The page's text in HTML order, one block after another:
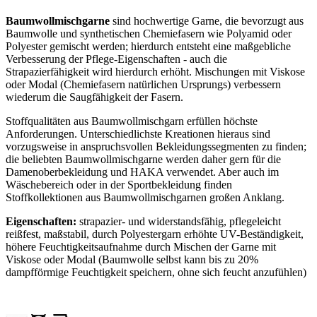
Baumwollmischgarne sind hochwertige Garne, die bevorzugt aus
Baumwolle und synthetischen Chemiefasern wie Polyamid oder
Polyester gemischt werden; hierdurch entsteht eine maßgebliche
Verbesserung der Pflege-Eigenschaften - auch die
Strapazierfähigkeit wird hierdurch erhöht. Mischungen mit Viskose
oder Modal (Chemiefasern natürlichen Ursprungs) verbessern
wiederum die Saugfähigkeit der Fasern.
Stoffqualitäten aus Baumwollmischgarn erfüllen höchste
Anforderungen. Unterschiedlichste Kreationen hieraus sind
vorzugsweise in anspruchsvollen Bekleidungssegmenten zu finden;
die beliebten Baumwollmischgarne werden daher gern für die
Damenoberbekleidung und HAKA verwendet. Aber auch im
Wäschebereich oder in der Sportbekleidung finden
Stoffkollektionen aus Baumwollmischgarnen großen Anklang.
Eigenschaften: strapazier- und widerstandsfähig, pflegeleicht
reißfest, maßstabil, durch Polyestergarn erhöhte UV-Beständigkeit,
höhere Feuchtigkeitsaufnahme durch Mischen der Garne mit
Viskose oder Modal (Baumwolle selbst kann bis zu 20%
dampfförmige Feuchtigkeit speichern, ohne sich feucht anzufühlen)